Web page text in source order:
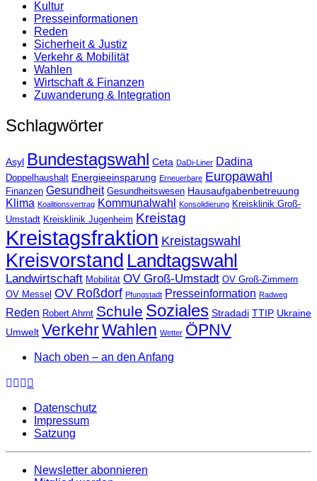
Kultur
Presse­informationen
Reden
Sicherheit & Justiz
Verkehr & Mobilität
Wahlen
Wirtschaft & Finanzen
Zuwanderung & Integration
Schlagwörter
Asyl Bundestagswahl Ceta DaDi-Liner Dadina
Doppelhaushalt Energieeinsparung Erneuerbare Europawahl
Finanzen Gesundheit Gesundheitswesen Hausaufgabenbetreuung
Klima Koalitionsvertrag Kommunalwahl Konsolidierung Kreisklinik Groß-
Umstadt Kreisklinik Jugenheim Kreistag
Kreistagsfraktion Kreistagswahl
Kreisvorstand Landtagswahl
Landwirtschaft Mobilität OV Groß-Umstadt OV Groß-Zimmern
OV Messel OV Roßdorf Pfungstadt Presseinformation Radweg
Reden Robert Ahrnt Schule Soziales Stradadi TTIP Ukraine
Umwelt VerkehrWahlen Wetter ÖPNV
Nach oben – an den Anfang
Datenschutz
Impressum
Satzung
Newsletter abonnieren